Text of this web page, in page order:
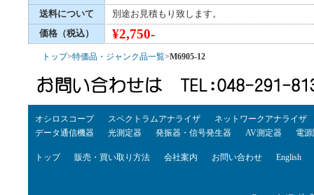
送料について
別途お見積もり致します。
価格（税込）
¥2,750-
トップ>特価品・ジャンク品一覧>M6905-12
オシロスコープ スペクトラムアナライザ
ネットワークアナライザ
データ通信機器
光測定器 発振器・信号発生器 AV測定器 電
トップ 販売・買い取り方法 会社案内 お問い合わせ English